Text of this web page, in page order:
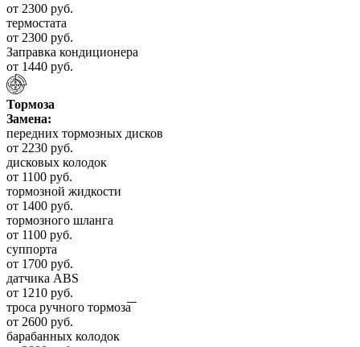
от 2300 руб.
термостата
от 2300 руб.
Заправка кондиционера
от 1440 руб.
Тормоза
Замена:
передних тормозных дисков
от 2230 руб.
дисковых колодок
от 1100 руб.
тормозной жидкости
от 1400 руб.
тормозного шланга
от 1100 руб.
суппорта
от 1700 руб.
датчика ABS
от 1210 руб.
троса ручного тормоза
от 2600 руб.
барабанных колодок